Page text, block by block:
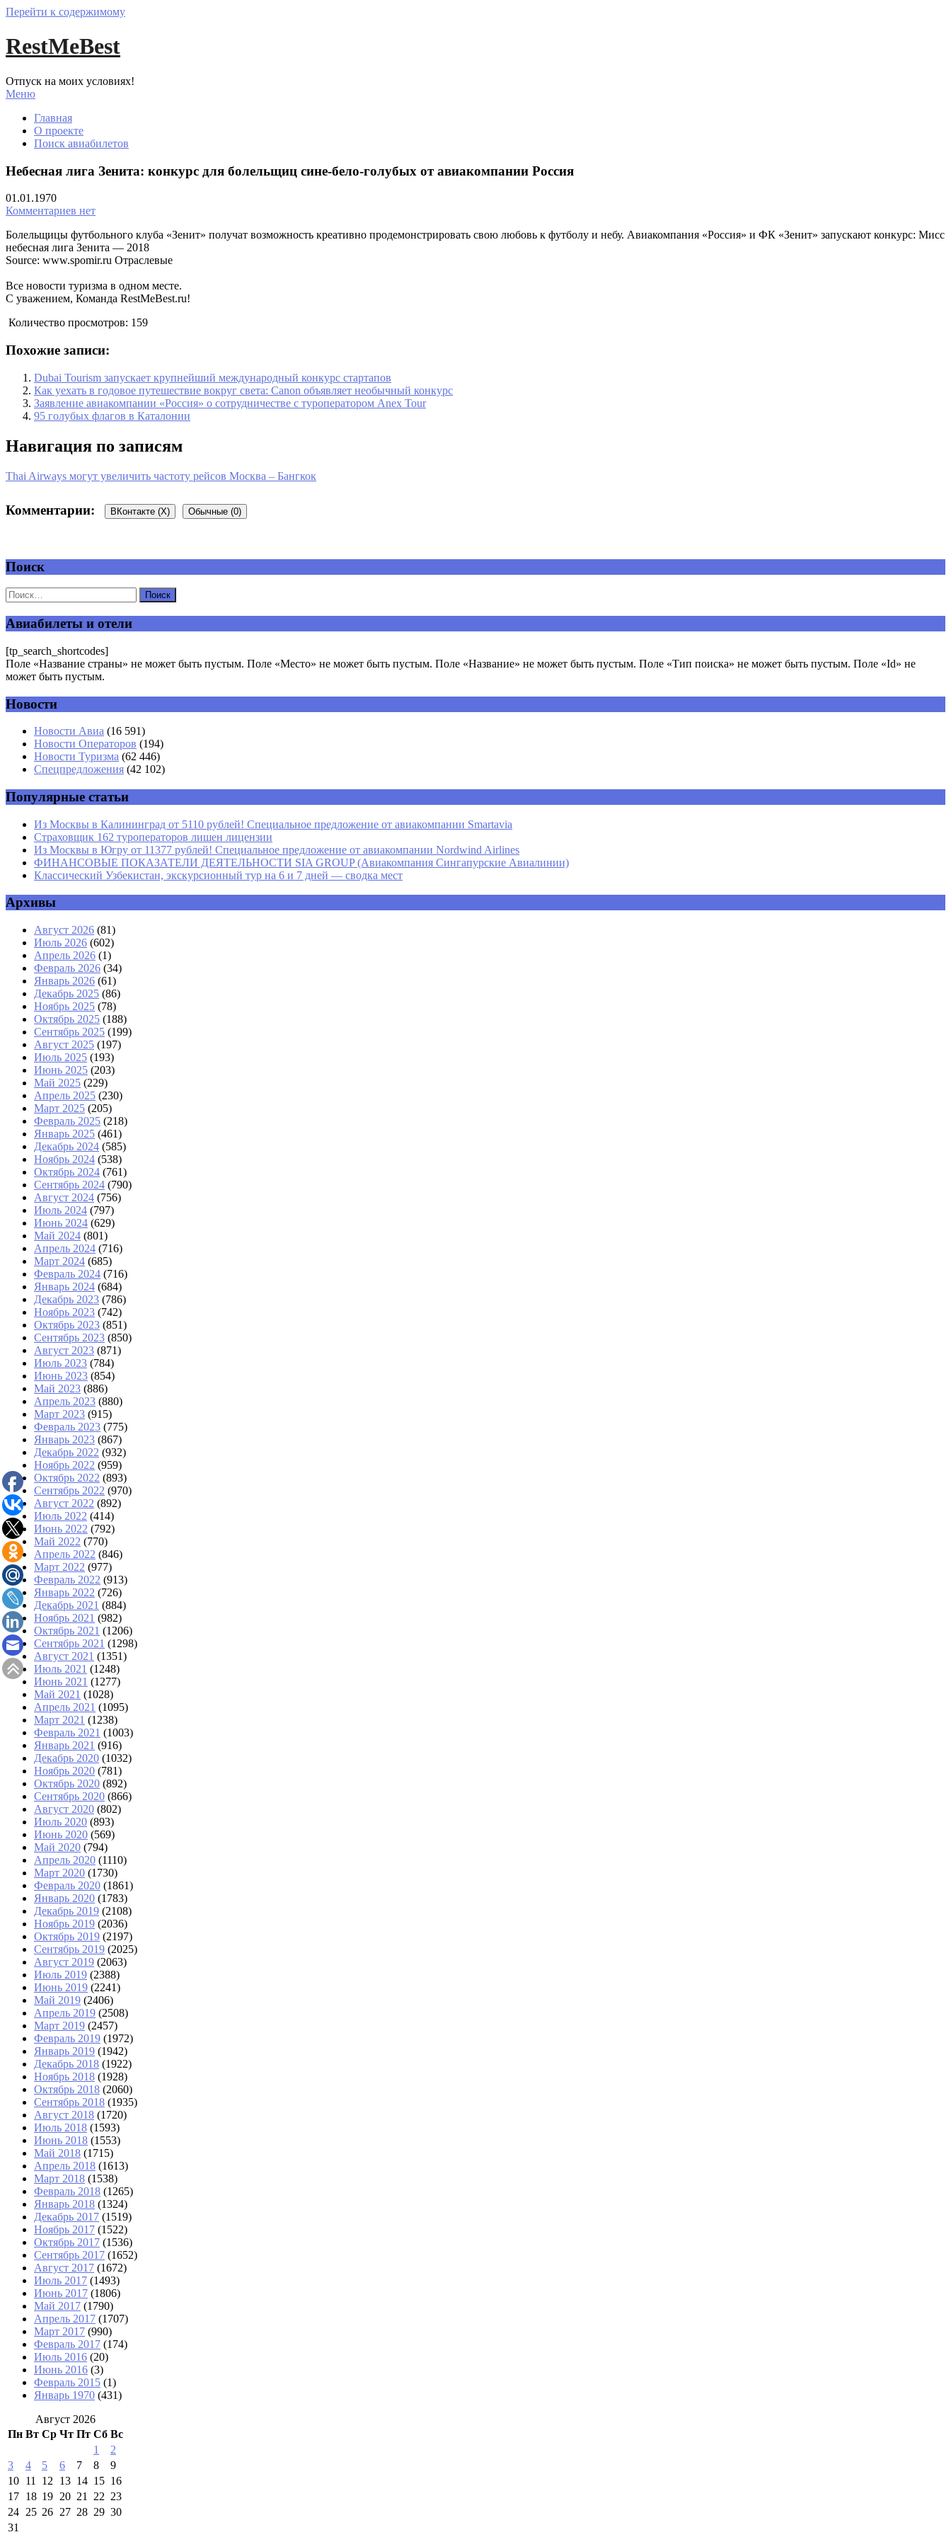
Перейти к содержимому
RestMeBest
Отпуск на моих условиях!
Меню
Главная
О проекте
Поиск авиабилетов
Небесная лига Зенита: конкурс для болельщиц сине-бело-голубых от авиакомпании Россия
01.01.1970
Комментариев нет
Болельщицы футбольного клуба «Зенит» получат возможность креативно продемонстрировать свою любовь к футболу и небу. Авиакомпания «Россия» и ФК «Зенит» запускают конкурс: Мисс
небесная лига Зенита — 2018
Source: www.spomir.ru Отраслевые
Все новости туризма в одном месте.
С уважением, Команда RestMeBest.ru!
Количество просмотров: 159
Похожие записи:
Dubai Tourism запускает крупнейший международный конкурс стартапов
Как уехать в годовое путешествие вокруг света: Сanon объявляет необычный конкурс
Заявление авиакомпании «Россия» о сотрудничестве с туроператором Anex Tour
95 голубых флагов в Каталонии
Навигация по записям
Thai Airways могут увеличить частоту рейсов Москва – Бангкок
Комментарии: ВКонтакте (X) Обычные (0)
Добавить комментарий
Ваш адрес email не будет опубликован.
Комментарий
Имя *
Email*
Поиск
Авиабилеты и отели
[tp_search_shortcodes]
Поле «Название страны» не может быть пустым. Поле «Место» не может быть пустым. Поле «Название» не может быть пустым. Поле «Тип поиска» не может быть пустым. Поле «Id» не
может быть пустым.
Новости
Новости Авиа (16 591)
Новости Операторов (194)
Новости Туризма (62 446)
Спецпредложения (42 102)
Популярные статьи
Из Москвы в Калининград от 5110 рублей! Специальное предложение от авиакомпании Smartavia
Страховщик 162 туроператоров лишен лицензии
Из Москвы в Югру от 11377 рублей! Специальное предложение от авиакомпании Nordwind Airlines
ФИНАНСОВЫЕ ПОКАЗАТЕЛИ ДЕЯТЕЛЬНОСТИ SIA GROUP (Авиакомпания Сингапурские Авиалинии)
Классический Узбекистан, экскурсионный тур на 6 и 7 дней — сводка мест
Архивы
Август 2026 (81)
Июль 2026 (602)
Апрель 2026 (1)
Февраль 2026 (34)
Январь 2026 (61)
Декабрь 2025 (86)
Ноябрь 2025 (78)
Октябрь 2025 (188)
Сентябрь 2025 (199)
Август 2025 (197)
Июль 2025 (193)
Июнь 2025 (203)
Май 2025 (229)
Апрель 2025 (230)
Март 2025 (205)
Февраль 2025 (218)
Январь 2025 (461)
Декабрь 2024 (585)
Ноябрь 2024 (538)
Октябрь 2024 (761)
Сентябрь 2024 (790)
Август 2024 (756)
Июль 2024 (797)
Июнь 2024 (629)
Май 2024 (801)
Апрель 2024 (716)
Март 2024 (685)
Февраль 2024 (716)
Январь 2024 (684)
Декабрь 2023 (786)
Ноябрь 2023 (742)
Октябрь 2023 (851)
Сентябрь 2023 (850)
Август 2023 (871)
Июль 2023 (784)
Июнь 2023 (854)
Май 2023 (886)
Апрель 2023 (880)
Март 2023 (915)
Февраль 2023 (775)
Январь 2023 (867)
Декабрь 2022 (932)
Ноябрь 2022 (959)
Октябрь 2022 (893)
Сентябрь 2022 (970)
Август 2022 (892)
Июль 2022 (414)
Июнь 2022 (792)
Май 2022 (770)
Апрель 2022 (846)
Март 2022 (977)
Февраль 2022 (913)
Январь 2022 (726)
Декабрь 2021 (884)
Ноябрь 2021 (982)
Октябрь 2021 (1206)
Сентябрь 2021 (1298)
Август 2021 (1351)
Июль 2021 (1248)
Июнь 2021 (1277)
Май 2021 (1028)
Апрель 2021 (1095)
Март 2021 (1238)
Февраль 2021 (1003)
Январь 2021 (916)
Декабрь 2020 (1032)
Ноябрь 2020 (781)
Октябрь 2020 (892)
Сентябрь 2020 (866)
Август 2020 (802)
Июль 2020 (893)
Июнь 2020 (569)
Май 2020 (794)
Апрель 2020 (1110)
Март 2020 (1730)
Февраль 2020 (1861)
Январь 2020 (1783)
Декабрь 2019 (2108)
Ноябрь 2019 (2036)
Октябрь 2019 (2197)
Сентябрь 2019 (2025)
Август 2019 (2063)
Июль 2019 (2388)
Июнь 2019 (2241)
Май 2019 (2406)
Апрель 2019 (2508)
Март 2019 (2457)
Февраль 2019 (1972)
Январь 2019 (1942)
Декабрь 2018 (1922)
Ноябрь 2018 (1928)
Октябрь 2018 (2060)
Сентябрь 2018 (1935)
Август 2018 (1720)
Июль 2018 (1593)
Июнь 2018 (1553)
Май 2018 (1715)
Апрель 2018 (1613)
Март 2018 (1538)
Февраль 2018 (1265)
Январь 2018 (1324)
Декабрь 2017 (1519)
Ноябрь 2017 (1522)
Октябрь 2017 (1536)
Сентябрь 2017 (1652)
Август 2017 (1672)
Июль 2017 (1493)
Июнь 2017 (1806)
Май 2017 (1790)
Апрель 2017 (1707)
Март 2017 (990)
Февраль 2017 (174)
Июль 2016 (20)
Июнь 2016 (3)
Февраль 2015 (1)
Январь 1970 (431)
Август 2026
Пн Вт Ср Чт Пт Сб Вс
1
2
3
4 5 6 7 8
9
10 11 12 13 14 15 16
17 18 19 20 21 22 23
24 25 26 27 28 29 30
31